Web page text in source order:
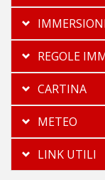
IMMERSIONI
REGOLE
CARTINA
METEO
LINK UTILI